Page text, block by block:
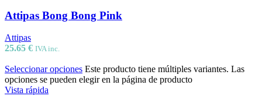
Attipas Bong Bong Pink
Attipas
25.65 € IVA inc.
Seleccionar opciones Este producto tiene múltiples variantes. Las
opciones se pueden elegir en la página de producto
Vista rápida